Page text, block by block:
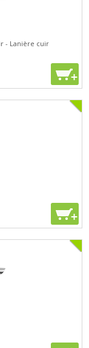
- Lanière cuir
+
+